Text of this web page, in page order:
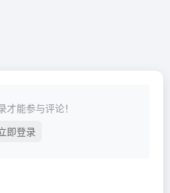
才能参与评论！
即登录